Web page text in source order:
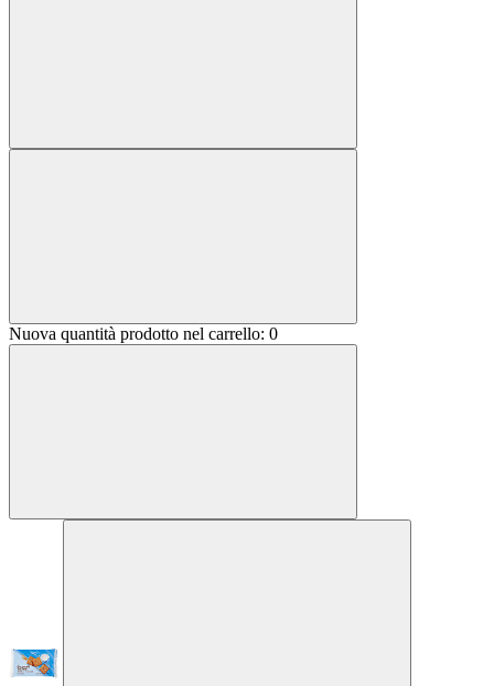
Nuova quantità prodotto nel carrello: 0